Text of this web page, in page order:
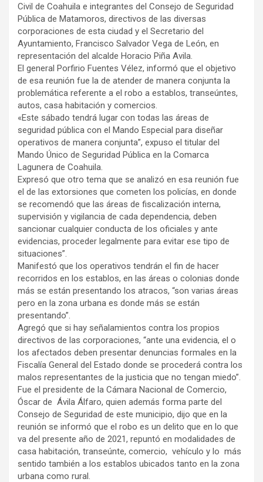
Civil de Coahuila e integrantes del Consejo de Seguridad
Pública de Matamoros, directivos de las diversas
corporaciones de esta ciudad y el Secretario del
Ayuntamiento, Francisco Salvador Vega de León, en
representación del alcalde Horacio Piña Avila.
El general Porfirio Fuentes Vélez, informó que el objetivo
de esa reunión fue la de atender de manera conjunta la
problemática referente a el robo a establos, transeúntes,
autos, casa habitación y comercios.
«Este sábado tendrá lugar con todas las áreas de
seguridad pública con el Mando Especial para diseñar
operativos de manera conjunta”, expuso el titular del
Mando Único de Seguridad Pública en la Comarca
Lagunera de Coahuila.
Expresó que otro tema que se analizó en esa reunión fue
el de las extorsiones que cometen los policías, en donde
se recomendó que las áreas de fiscalización interna,
supervisión y vigilancia de cada dependencia, deben
sancionar cualquier conducta de los oficiales y ante
evidencias, proceder legalmente para evitar ese tipo de
situaciones”.
Manifestó que los operativos tendrán el fin de hacer
recorridos en los establos, en las áreas o colonias donde
más se están presentando los atracos, “son varias áreas
pero en la zona urbana es donde más se están
presentando”.
Agregó que si hay señalamientos contra los propios
directivos de las corporaciones, “ante una evidencia, el o
los afectados deben presentar denuncias formales en la
Fiscalía General del Estado donde se procederá contra los
malos representantes de la justicia que no tengan miedo”.
Fue el presidente de la Cámara Nacional de Comercio,
Óscar de Ávila Álfaro, quien además forma parte del
Consejo de Seguridad de este municipio, dijo que en la
reunión se informó que el robo es un delito que en lo que
va del presente año de 2021, repuntó en modalidades de
casa habitación, transeúnte, comercio, vehículo y lo más
sentido también a los establos ubicados tanto en la zona
urbana como rural.